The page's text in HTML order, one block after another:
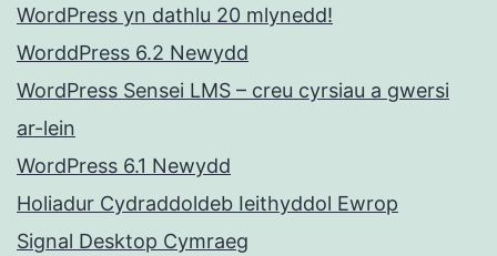
WordPress yn dathlu 20 mlynedd!
WorddPress 6.2 Newydd
WordPress Sensei LMS – creu cyrsiau a gwersi
ar-lein
WordPress 6.1 Newydd
Holiadur Cydraddoldeb Ieithyddol Ewrop
Signal Desktop Cymraeg